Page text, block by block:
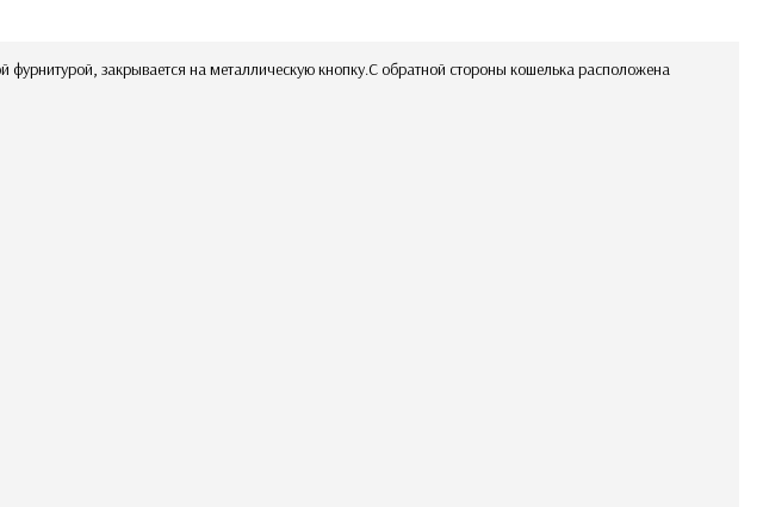
закрывается на металлическую кнопку.С обратной стороны кошелька расположена